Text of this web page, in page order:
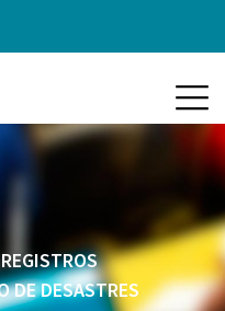
DE DESASTRES